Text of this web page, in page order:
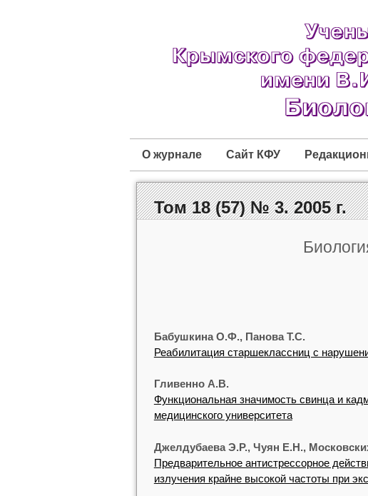
О журнале Сайт КФУ
Том 18 (57) № 3. 2005 г.
Бабушкина О.Ф., Панова Т.С.
Реабилитация старшеклассниц с
Гливенно А.В.
Функциональная значимость свинца и
медицинского университета
Джелдубаева Э.Р., Чуян Е.Н.,
Предварительное антистрессорное
излучения крайне высокой частоты при